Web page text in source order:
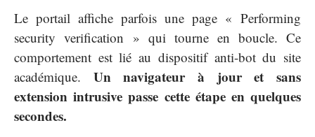
Le portail affiche parfois une page « Performing
security verification » qui tourne en boucle. Ce
comportement est lié au dispositif anti-bot du site
académique. Un navigateur à jour et sans
extension intrusive passe cette étape en quelques
secondes.